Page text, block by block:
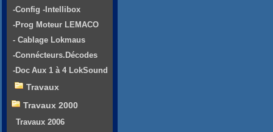
-Config -Intellibox
-Prog Moteur LEMACO
- Cablage Lokmaus
-Connécteurs.Décodes
-Doc Aux 1 à 4 LokSound
Travaux
Travaux 2000
Travaux 2006